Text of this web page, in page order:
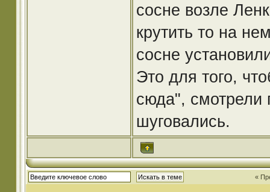
сосне возле
крутить то на
сосне
Это для того,
сюда", смотрели
шуговались.
«